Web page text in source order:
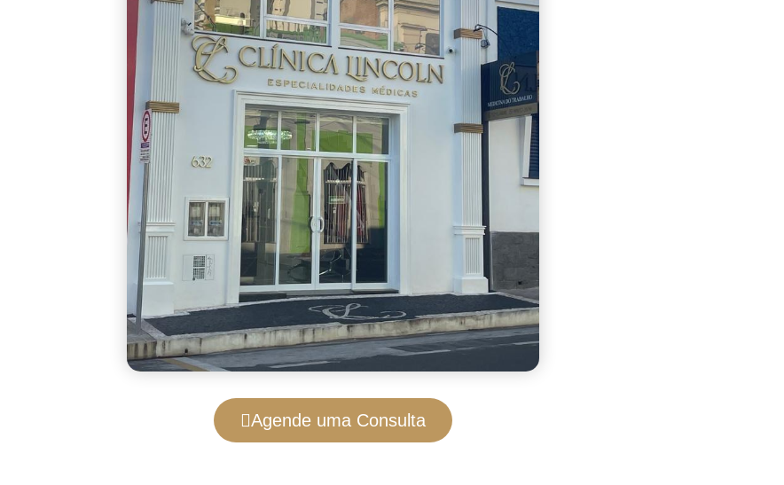
Agende uma Consulta